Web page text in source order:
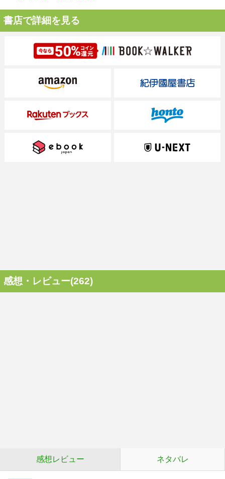
書店で詳細を見る
感想・レビュー(262)
感想レビュー ネタバレ